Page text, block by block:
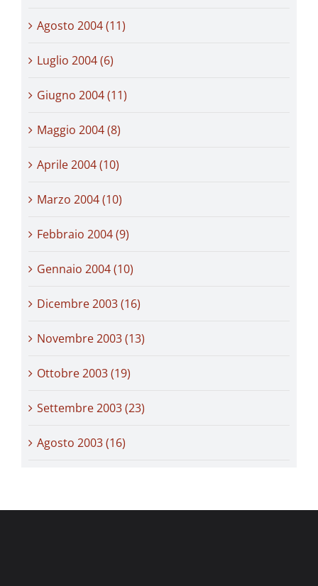
Agosto 2004 (11)
Luglio 2004 (6)
Giugno 2004 (11)
Maggio 2004 (8)
Aprile 2004 (10)
Marzo 2004 (10)
Febbraio 2004 (9)
Gennaio 2004 (10)
Dicembre 2003 (16)
Novembre 2003 (13)
Ottobre 2003 (19)
Settembre 2003 (23)
Agosto 2003 (16)